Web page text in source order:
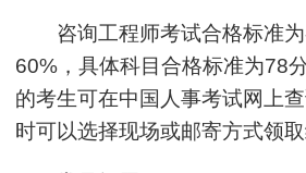
咨询工程师考试合格标准
60%，具体科目合格标准为78
的考生可在中国人事考试网上
时可以选择现场或邮寄方式领取